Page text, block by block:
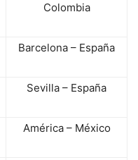
Colombia
Barcelona – España
Sevilla – España
América – México